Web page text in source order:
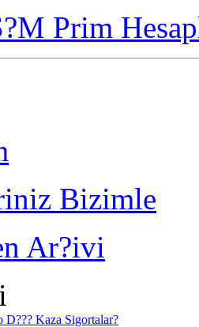
Prim
Bizimle
Ar?ivi
D??? Kaza Sigortalar?